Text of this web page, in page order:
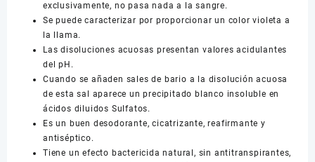
exclusivamente, no pasa nada a la sangre.
Se puede caracterizar por proporcionar un color violeta a
la llama.
Las disoluciones acuosas presentan valores acidulantes
del pH.
Cuando se añaden sales de bario a la disolución acuosa
de esta sal aparece un precipitado blanco insoluble en
ácidos diluidos Sulfatos.
Es un buen desodorante, cicatrizante, reafirmante y
antiséptico.
Tiene un efecto bactericida natural, sin antitranspirantes,